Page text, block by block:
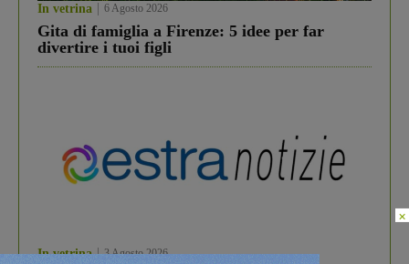
In vetrina 6 Agosto 2026
Gita di famiglia a Firenze: 5 idee per far
divertire i tuoi figli
In vetrina 3 Agosto 2026
×